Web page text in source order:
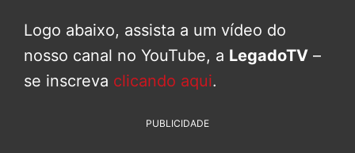
Logo abaixo, assista a um vídeo do
nosso canal no YouTube, a LegadoTV –
se inscreva clicando aqui.
PUBLICIDADE